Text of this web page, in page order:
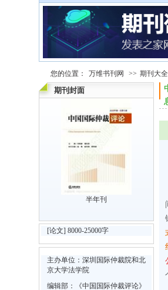
您的位置： 万维书刊网 >> 期刊大全
期刊封面
半年刊
[论文] 8000-25000字
主办单位：深圳国际仲裁院和北
京大学法学院
编辑部：《中国国际仲裁评论》